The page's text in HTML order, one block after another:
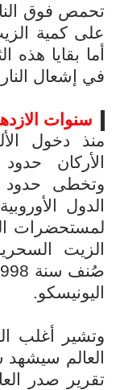
تحمص فوق
على كمية
أما بقايا هذه
في إشعال
سنوات
منذ دخول
الأركان
وتخطى حدود
الدول
لمستحضرات
الزيت
اليونيسكو.
وتشير أغلب
العالم سيشهد
تقرير صدر